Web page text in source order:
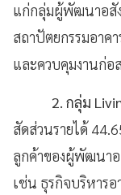
แก่กลุ่มผู้พัฒนาอสั
สถาปัตยกรรมอาค
และควบคุมงานก่อส
2. กลุ่ม
สัดส่วนรายได้
ลูกค้าของผู้พัฒนาอ
เช่น ธุรกิจบริหาร